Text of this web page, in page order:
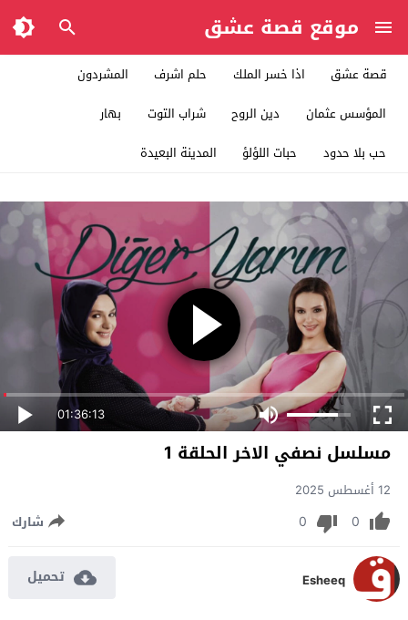
موقع قصة عشق
قصة عشق اذا خسر الملك حلم اشرف
المشردون
المؤسس عثمان
دين الروح شراب التوت
بهار
حب بلا حدود
حبات اللؤلؤ المدينة البعيدة
01:36:13
مسلسل نصفي الاخر الحلقة 1
12 أغسطس 2025
0
0 شارك
Esheeq تحميل